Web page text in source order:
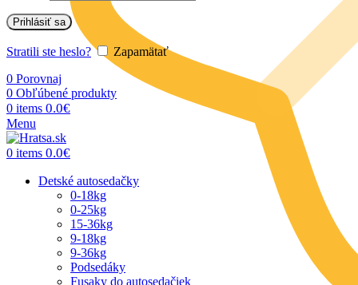
Prihlásiť sa
Stratili ste heslo?
Zapamätať
0 Porovnaj
0 Obľúbené produkty
0 items 0.0€
Menu
0 items 0.0€
Detské autosedačky
0-18kg
0-25kg
15-36kg
9-18kg
9-36kg
Podsedáky
Fusaky do autosedačiek